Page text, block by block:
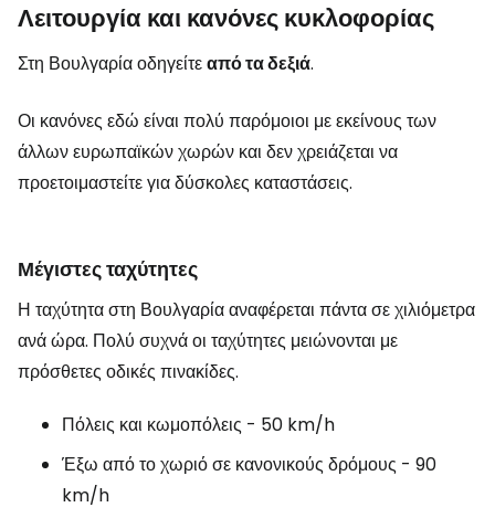
Λειτουργία και κανόνες κυκλοφορίας
Στη Βουλγαρία οδηγείτεαπό τα δεξιά.
Οι κανόνες εδώ είναι πολύ παρόμοιοι με εκείνους των
άλλων ευρωπαϊκών χωρών και δεν χρειάζεται να
προετοιμαστείτε για δύσκολες καταστάσεις.
Μέγιστες ταχύτητες
Η ταχύτητα στη Βουλγαρία αναφέρεται πάντα σε χιλιόμετρα
ανά ώρα. Πολύ συχνά οι ταχύτητες μειώνονται με
πρόσθετες οδικές πινακίδες.
Πόλεις και κωμοπόλεις - 50 km/h
Έξω από το χωριό σε κανονικούς δρόμους - 90
km/h